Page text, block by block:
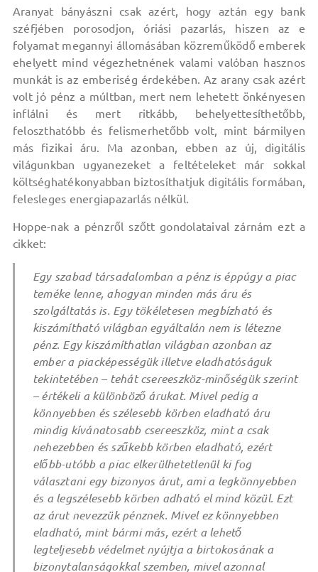
Aranyat bányászni csak azért, hogy aztán egy bank
széfjében porosodjon, óriási pazarlás, hiszen az e
folyamat megannyi állomásában közreműködő emberek
ehelyett mind végezhetnének valami valóban hasznos
munkát is az emberiség érdekében. Az arany csak azért
volt jó pénz a múltban, mert nem lehetett önkényesen
inflálni és mert ritkább, behelyettesíthetőbb,
feloszthatóbb és felismerhetőbb volt, mint bármilyen
más fizikai áru. Ma azonban, ebben az új, digitális
világunkban ugyanezeket a feltételeket már sokkal
költséghatékonyabban biztosíthatjuk digitális formában,
felesleges energiapazarlás nélkül.
Hoppe-nak a pénzről szőtt gondolataival zárnám ezt a
cikket:
Egy szabad társadalomban a pénz is éppúgy a piac
teméke lenne, ahogyan minden más áru és
szolgáltatás is. Egy tökéletesen megbízható és
kiszámítható világban egyáltalán nem is létezne
pénz. Egy kiszámíthatlan világban azonban az
ember a piacképességük illetve eladhatóságuk
tekintetében – tehát csereeszköz-minőségük szerint
– értékeli a különböző árukat. Mivel pedig a
könnyebben és szélesebb körben eladható áru
mindig kívánatosabb csereeszköz, mint a csak
nehezebben és szűkebb körben eladható, ezért
előbb-utóbb a piac elkerülhetetlenül ki fog
választani egy bizonyos árut, ami a legkönnyebben
és a legszélesebb körben adható el mind közül. Ezt
az árut nevezzük pénznek. Mivel ez könnyebben
eladható, mint bármi más, ezért a lehető
legteljesebb védelmet nyújtja a birtokosának a
bizonytalanságokkal szemben, mivel azonnal